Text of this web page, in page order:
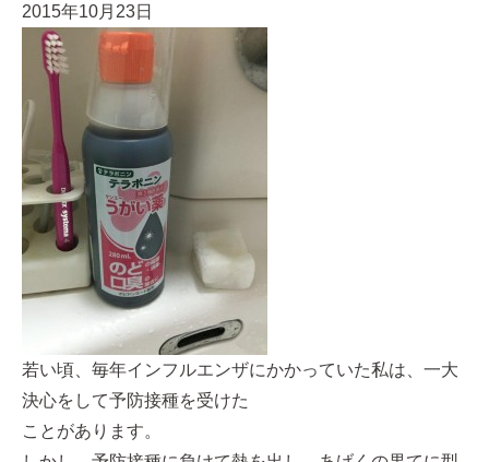
2015年10月23日
若い頃、毎年インフルエンザにかかっていた私は、一大
決心をして予防接種を受けた
ことがあります。